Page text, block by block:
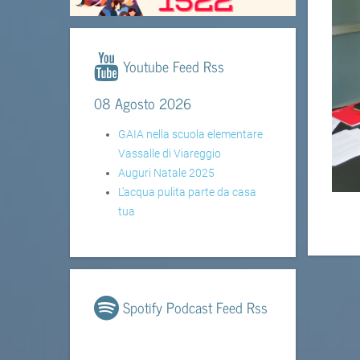
Youtube Feed Rss
08 Agosto 2026
GAIA nella scuola elementare
Vassalle di Viareggio
Auguri Natale 2025
L'acqua pulita parte da casa
tua
Spotify Podcast Feed Rss